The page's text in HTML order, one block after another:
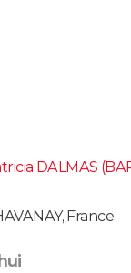
DALMAS
, France